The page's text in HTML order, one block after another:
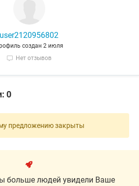
user2120956802
создан 2 июля
Нет отзывов
0
предложению закрыты
больше людей увидели Ваше